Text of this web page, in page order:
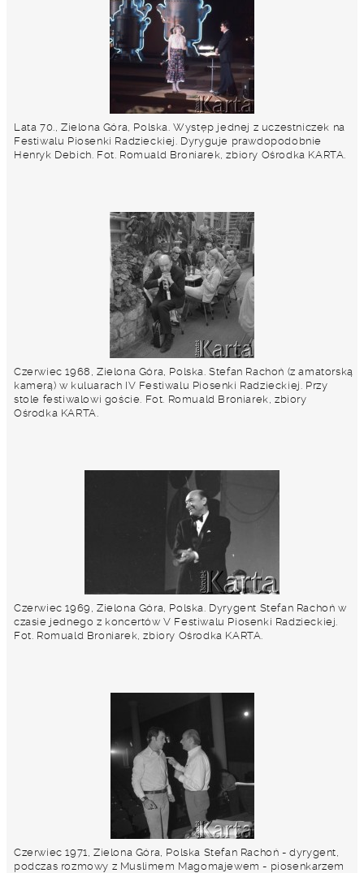
Lata 70., Zielona Góra, Polska. Występ jednej z uczestniczek na
Festiwalu Piosenki Radzieckiej. Dyryguje prawdopodobnie
Henryk Debich. Fot. Romuald Broniarek, zbiory Ośrodka KARTA.
Czerwiec 1968, Zielona Góra, Polska. Stefan Rachoń (z amatorską
kamerą) w kuluarach IV Festiwalu Piosenki Radzieckiej. Przy
stole festiwalowi goście. Fot. Romuald Broniarek, zbiory
Ośrodka KARTA.
Czerwiec 1969, Zielona Góra, Polska. Dyrygent Stefan Rachoń w
czasie jednego z koncertów V Festiwalu Piosenki Radzieckiej.
Fot. Romuald Broniarek, zbiory Ośrodka KARTA.
Czerwiec 1971, Zielona Góra, Polska Stefan Rachoń - dyrygent,
podczas rozmowy z Muslimem Magomajewem - piosenkarzem